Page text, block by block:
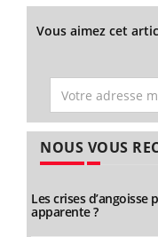
Vous aimez cet
NOUS VOUS
Les crises
apparente ?